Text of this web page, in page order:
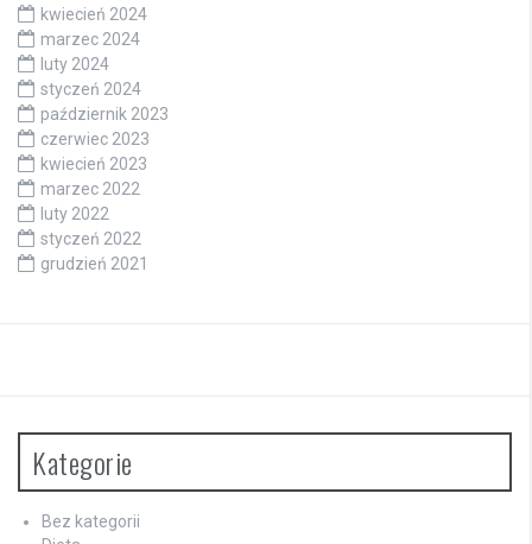
kwiecień 2024
marzec 2024
luty 2024
styczeń 2024
październik 2023
czerwiec 2023
kwiecień 2023
marzec 2022
luty 2022
styczeń 2022
grudzień 2021
Kategorie
Bez kategorii